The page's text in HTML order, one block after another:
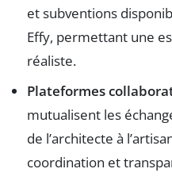
et subventions
Effy, permettant une
réaliste.
Plateformes
mutualisent les
de l’architecte à
coordination et